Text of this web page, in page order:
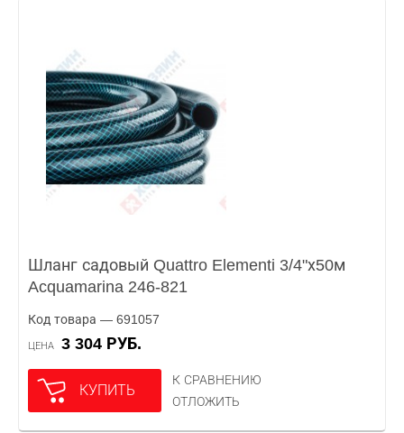
Шланг садовый Quattro Elementi 3/4"х50м
Acquamarina 246-821
Код товара — 691057
ЦЕНА 3 304 РУБ.
КУПИТЬ
К СРАВНЕНИЮ
ОТЛОЖИТЬ